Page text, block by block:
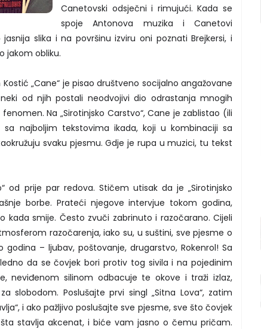
Canetovski odsječni i rimujući. Kada se
spoje Antonova muzika i Canetovi
slika i na površinu izviru oni poznati Brejkersi, i
jakom obliku.
„Cane“ je pisao društveno socijalno angažovane
od njih postali neodvojivi dio odrastanja mnogih
Na „Sirotinjsko Carstvo“, Cane je zablistao (ili
najboljim tekstovima ikada, koji u kombinaciji sa
svaku pjesmu. Gdje je rupa u muzici, tu tekst
od prije par redova. Stičem utisak da je „Sirotinjsko
borbe. Prateći njegove intervjue tokom godina,
kada smije. Često zvuči zabrinuto i razočarano. Cijeli
razočarenja, iako su, u suštini, sve pjesme o
– ljubav, poštovanje, drugarstvo, Rokenrol! Sa
da se čovjek bori protiv tog sivila i na pojedinim
neviđenom silinom odbacuje te okove i traži izlaz,
slobodom. Poslušajte prvi singl „Sitna Lova“, zatim
i ako pažljivo poslušajte sve pjesme, sve što čovjek
stavlja akcenat, i biće vam jasno o čemu pričam.